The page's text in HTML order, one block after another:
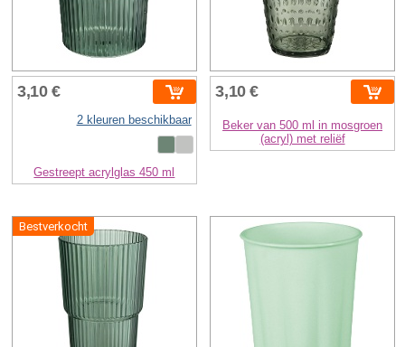
3,10 €
2 kleuren beschikbaar
Gestreept acrylglas 450 ml
3,10 €
Beker van 500 ml in mosgroen
(acryl) met reliëf
Bestverkocht